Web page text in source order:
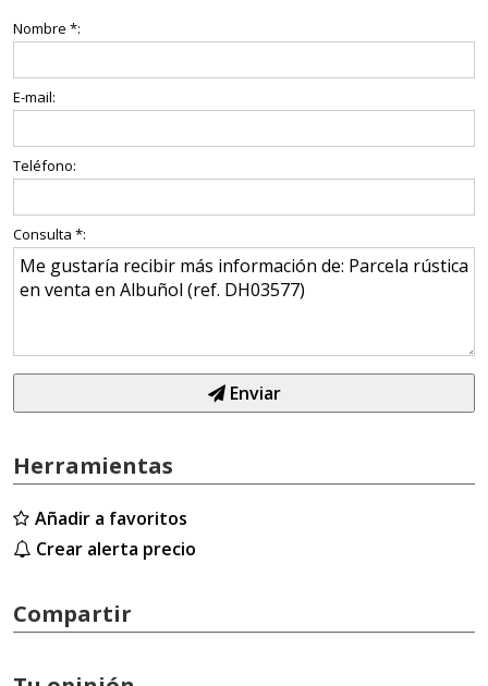
Nombre *:
E-mail:
Teléfono:
Consulta *:
Enviar
Herramientas
Añadir a favoritos
Crear alerta precio
Compartir